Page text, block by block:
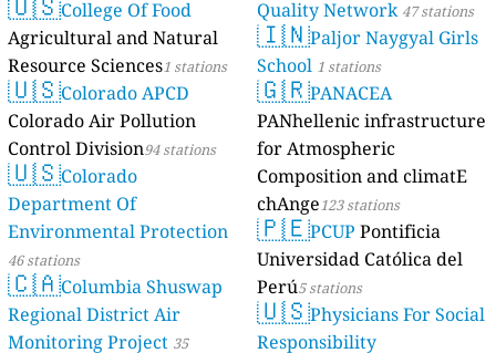
College Of Food
Agricultural and Natural
Resource Sciences1 stations
🇺🇸Colorado APCD
Colorado Air Pollution
Control Division94 stations
🇺🇸Colorado
Department Of
Environmental Protection
46 stations
🇨🇦Columbia Shuswap
Regional District Air
Monitoring Project 35
Quality Network 47 stations
🇮🇳Paljor Naygyal Girls
School 1 stations
🇬🇷PANACEA
PANhellenic infrastructure
for Atmospheric
Composition and climatE
chAnge123 stations
🇵🇪PCUP Pontificia
Universidad Católica del
Perú5 stations
🇺🇸Physicians For Social
Responsibility